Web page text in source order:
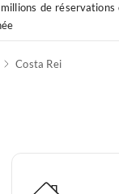
de réservations
Costa Rei